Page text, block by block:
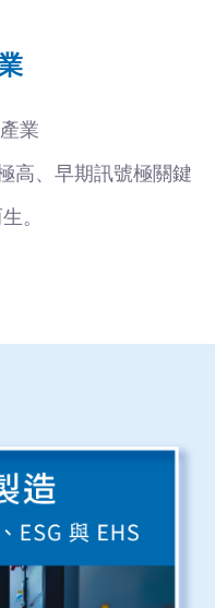
業
高、早期訊號極關鍵
。